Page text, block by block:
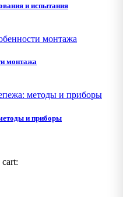
и испытания
монтажа
и приборы